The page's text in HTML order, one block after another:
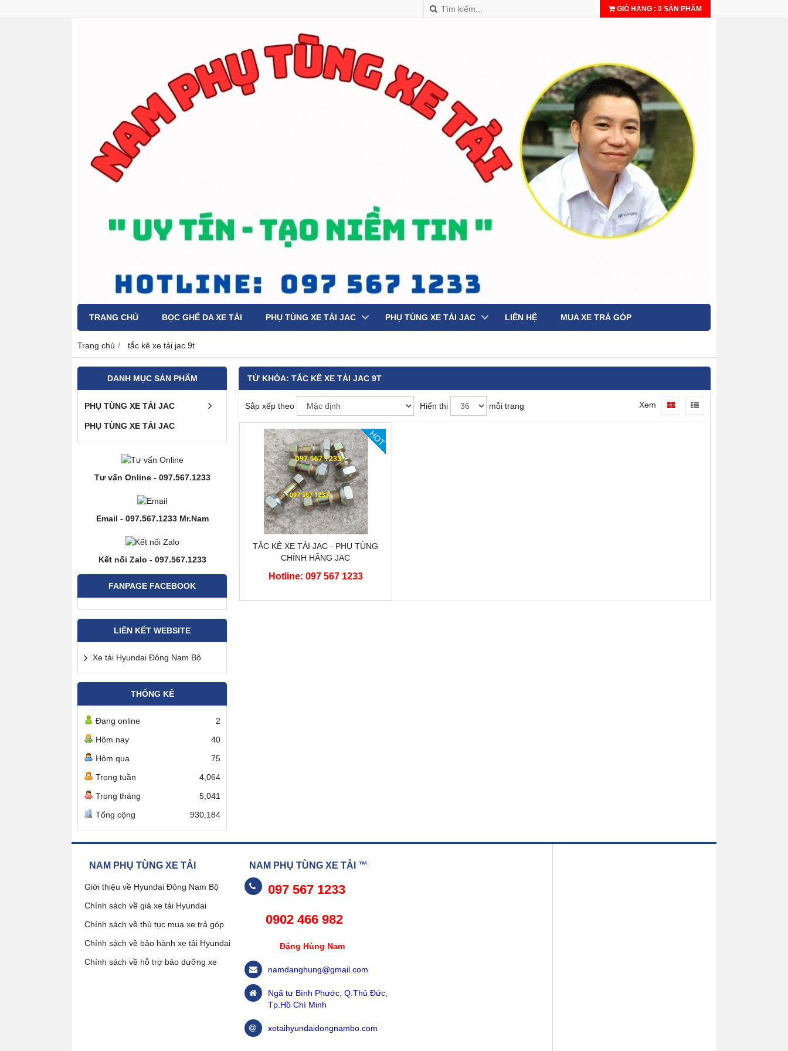
GIỎ HÀNG : 0 SẢN PHẨM
TRANG CHỦ BỌC GHẾ DA XE TẢI PHỤ TÙNG XE TẢI JAC PHỤ TÙNG XE TẢI JAC LIÊN HỆ MUA XE TRẢ GÓP
Trang chủ tắc kê xe tải jac 9t
DANH MỤC SẢN PHẨM
PHỤ TÙNG XE TẢI JAC
PHỤ TÙNG XE TẢI JAC
Tư vấn Online - 097.567.1233
Email - 097.567.1233 Mr.Nam
Kết nối Zalo - 097.567.1233
FANPAGE FACEBOOK
LIÊN KẾT WEBSITE
Xe tải Hyundai Đông Nam Bộ
THỐNG KÊ
Đang online
2
Hôm nay
40
Hôm qua
75
Trong tuần
4,064
Trong tháng
5,041
Tổng cộng
930,184
TỪ KHÓA: TẮC KÊ XE TẢI JAC 9T
Sắp xếp theo Hiển thị mỗi trang Xem
HOT
TẮC KÊ XE TẢI JAC - PHỤ TÙNG
CHÍNH HÃNG JAC
Hotline: 097 567 1233
NAM PHỤ TÙNG XE TẢI
Giới thiệu về Hyundai Đông Nam Bộ
Chính sách về giá xe tải Hyundai
Chính sách về thủ tục mua xe trả góp
Chính sách về bảo hành xe tải Hyundai
Chính sách về hỗ trợ bảo dưỡng xe
NAM PHỤ TÙNG XE TẢI ™
097 567 1233
0902 466 982
Đặng Hùng Nam
namdanghung@gmail.com
Ngã tư Bình Phước, Q.Thủ Đức,
Tp.Hồ Chí Minh
xetaihyundaidongnambo.com